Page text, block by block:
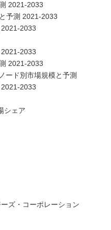
2021-2033
予測 2021-2033
2033
2033
2021-2033
ード別市場規模と予測
2033
シェア
ズ・コーポレーション